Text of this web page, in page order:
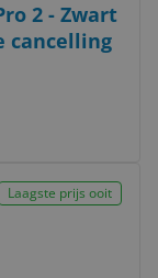
2 - Zwart
cancelling
Laagste prijs ooit